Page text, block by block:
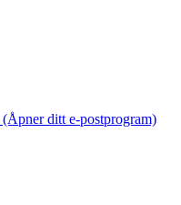
(Åpner ditt e-postprogram)